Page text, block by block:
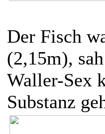
Der Fisch
(2,15m),
Waller-Sex
Substanz